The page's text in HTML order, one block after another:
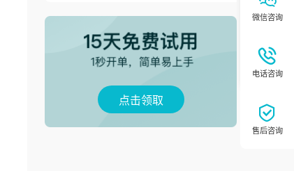
点击领取